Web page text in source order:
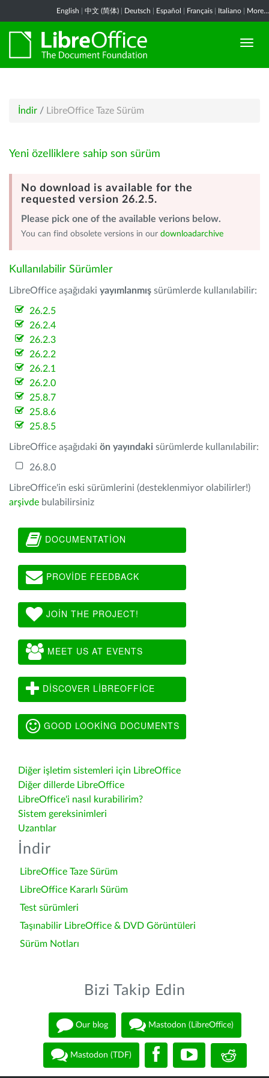
English 中文 (简体) Deutsch Español Français Italiano More...
İndir / LibreOffice Taze Sürüm
Yeni özelliklere sahip son sürüm
No download is available for the
requested version 26.2.5.
Please pick one of the available verions below.
You can find obsolete versions in our downloadarchive
Kullanılabilir Sürümler
LibreOffice aşağıdaki yayımlanmış sürümlerde kullanılabilir:
26.2.5
26.2.4
26.2.3
26.2.2
26.2.1
26.2.0
25.8.7
25.8.6
25.8.5
LibreOffice aşağıdaki ön yayındaki sürümlerde kullanılabilir:
26.8.0
LibreOffice'in eski sürümlerini (desteklenmiyor olabilirler!)
arşivde bulabilirsiniz
DOCUMENTATION
PROVIDE FEEDBACK
JOIN THE PROJECT!
MEET US AT EVENTS
DISCOVER LIBREOFFICE
GOOD LOOKING DOCUMENTS
Diğer işletim sistemleri için LibreOffice
Diğer dillerde LibreOffice
LibreOffice'i nasıl kurabilirim?
Sistem gereksinimleri
Uzantılar
İndir
LibreOffice Taze Sürüm
LibreOffice Kararlı Sürüm
Test sürümleri
Taşınabilir LibreOffice & DVD Görüntüleri
Sürüm Notları
Bizi Takip Edin
Our blog Mastodon (LibreOffice)
Mastodon (TDF)